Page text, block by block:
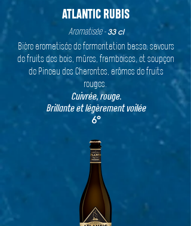
ATLANTIC RUBIS
Aromatisée - 33 cl
Bière aromatisée de fermentation basse, saveurs
de fruits des bois, mûres, framboises, et soupçon
de Pineau des Charentes, arômes de fruits
rouges.
Cuivrée, rouge.
Brillante et légèrement voilée
6°